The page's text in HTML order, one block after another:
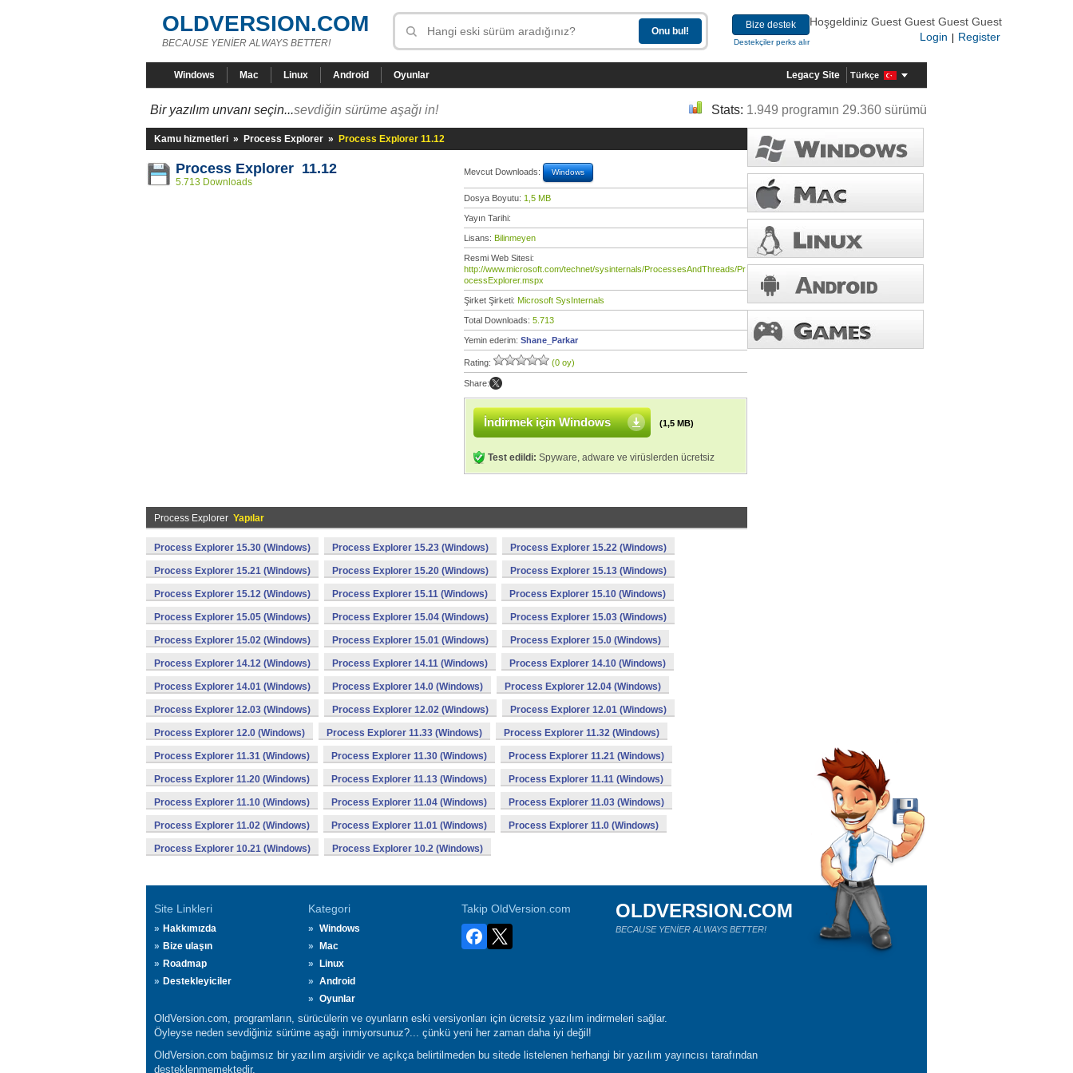
OLDVERSION.COM
BECAUSE YENİER ALWAYS BETTER!
Bize destek
Destekçiler perks alır
Hoşgeldiniz Guest Guest Guest Guest
Login
Register
Windows Mac Linux Android Oyunlar Legacy Site Türkçe
Bir yazılım unvanı seçin...sevdiğin sürüme aşağı in! Stats: 1.949 programın 29.360 sürümü
Kamu hizmetleri » Process Explorer » Process Explorer 11.12
Process Explorer 11.12
5.713 Downloads
Mevcut Downloads: Windows
Dosya Boyutu: 1,5 MB
Yayın Tarihi:
Lisans: Bilinmeyen
Resmi Web Sitesi:
http://www.microsoft.com/technet/sysinternals/ProcessesAndThreads/Pr
ocessExplorer.mspx
Şirket Şirketi: Microsoft SysInternals
Total Downloads: 5.713
Yemin ederim: Shane_Parkar
Rating: (0 oy)
Share:
İndirmek için Windows (1,5 MB)
Test edildi: Spyware, adware ve virüslerden ücretsiz
Process Explorer Yapılar
Process Explorer 15.30 (Windows) Process Explorer 15.23 (Windows) Process Explorer 15.22 (Windows)
Process Explorer 15.21 (Windows) Process Explorer 15.20 (Windows) Process Explorer 15.13 (Windows)
Process Explorer 15.12 (Windows) Process Explorer 15.11 (Windows) Process Explorer 15.10 (Windows)
Process Explorer 15.05 (Windows) Process Explorer 15.04 (Windows) Process Explorer 15.03 (Windows)
Process Explorer 15.02 (Windows) Process Explorer 15.01 (Windows) Process Explorer 15.0 (Windows)
Process Explorer 14.12 (Windows) Process Explorer 14.11 (Windows) Process Explorer 14.10 (Windows)
Process Explorer 14.01 (Windows) Process Explorer 14.0 (Windows) Process Explorer 12.04 (Windows)
Process Explorer 12.03 (Windows) Process Explorer 12.02 (Windows) Process Explorer 12.01 (Windows)
Process Explorer 12.0 (Windows) Process Explorer 11.33 (Windows) Process Explorer 11.32 (Windows)
Process Explorer 11.31 (Windows) Process Explorer 11.30 (Windows) Process Explorer 11.21 (Windows)
Process Explorer 11.20 (Windows) Process Explorer 11.13 (Windows) Process Explorer 11.11 (Windows)
Process Explorer 11.10 (Windows) Process Explorer 11.04 (Windows) Process Explorer 11.03 (Windows)
Process Explorer 11.02 (Windows) Process Explorer 11.01 (Windows) Process Explorer 11.0 (Windows)
Process Explorer 10.21 (Windows) Process Explorer 10.2 (Windows)
Site Linkleri
Hakkımızda
Bize ulaşın
Roadmap
Destekleyiciler
Kategori
Windows
Mac
Linux
Android
Oyunlar
Takip OldVersion.com OLDVERSION.COM
BECAUSE YENİER ALWAYS BETTER!
OldVersion.com, programların, sürücülerin ve oyunların eski versiyonları için ücretsiz yazılım indirmeleri sağlar.
Öyleyse neden sevdiğiniz sürüme aşağı inmiyorsunuz?... çünkü yeni her zaman daha iyi değil!
OldVersion.com bağımsız bir yazılım arşividir ve açıkça belirtilmeden bu sitede listelenen herhangi bir yazılım yayıncısı tarafından
desteklenmemektedir.